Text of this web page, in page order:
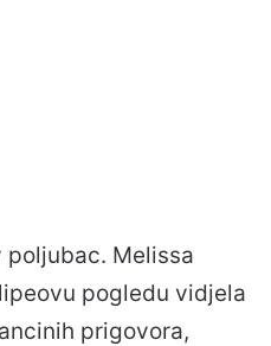
poljubac. Melissa
pogledu vidjela
prigovora,